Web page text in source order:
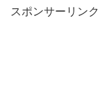
スポンサーリンク